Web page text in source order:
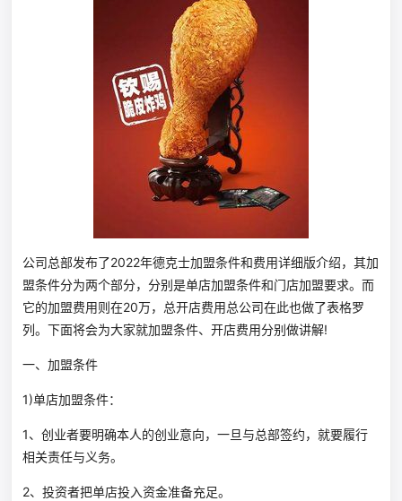
公司总部发布了2022年德克士加盟条件和费用详细版介绍，其加
盟条件分为两个部分，分别是单店加盟条件和门店加盟要求。而
它的加盟费用则在20万，总开店费用总公司在此也做了表格罗
列。下面将会为大家就加盟条件、开店费用分别做讲解!
一、加盟条件
1)单店加盟条件：
1、创业者要明确本人的创业意向，一旦与总部签约，就要履行
相关责任与义务。
2、投资者把单店投入资金准备充足。